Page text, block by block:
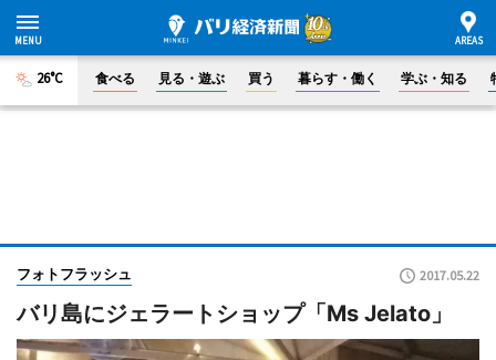
26°C 食べる 見る・遊ぶ 買う 暮らす・働く 学ぶ・知る
フォトフラッシュ 2017.05.22
バリ島にジェラートショップ「Ms Jelato」